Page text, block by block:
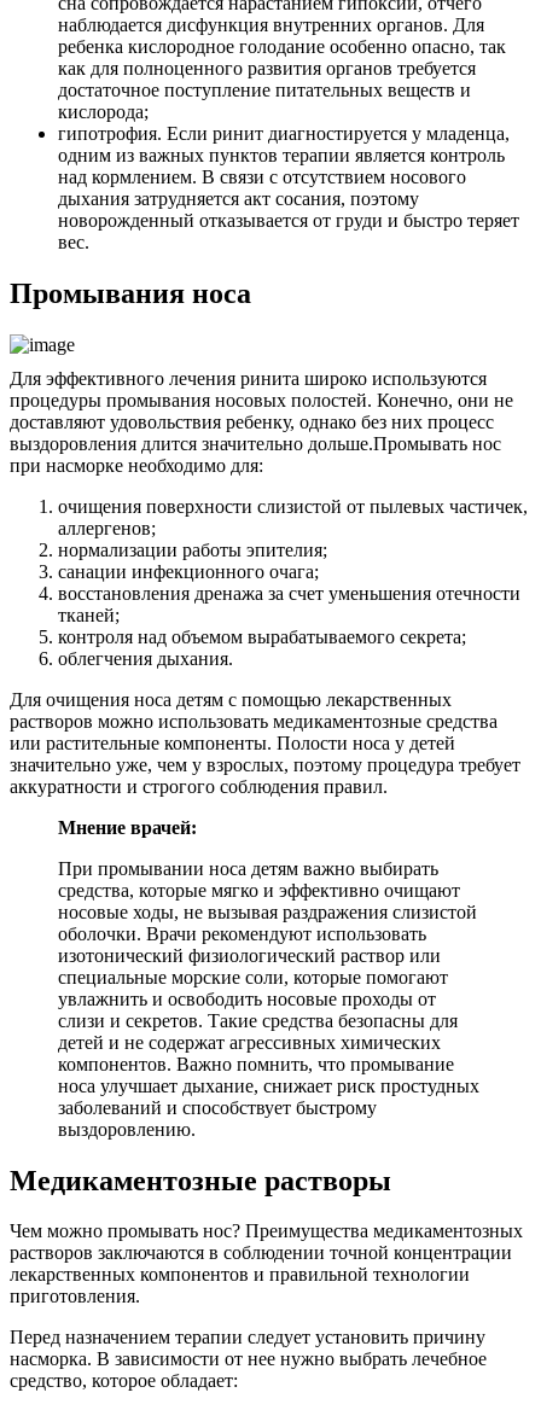
наблюдается дисфункция внутренних органов. Для
ребенка кислородное голодание особенно опасно, так
как для полноценного развития органов требуется
достаточное поступление питательных веществ и
кислорода;
гипотрофия. Если ринит диагностируется у младенца,
одним из важных пунктов терапии является контроль
над кормлением. В связи с отсутствием носового
дыхания затрудняется акт сосания, поэтому
новорожденный отказывается от груди и быстро теряет
вес.
Промывания носа
Для эффективного лечения ринита широко используются
процедуры промывания носовых полостей. Конечно, они не
доставляют удовольствия ребенку, однако без них процесс
выздоровления длится значительно дольше.Промывать нос
при насморке необходимо для:
очищения поверхности слизистой от пылевых частичек,
аллергенов;
нормализации работы эпителия;
санации инфекционного очага;
восстановления дренажа за счет уменьшения отечности
тканей;
контроля над объемом вырабатываемого секрета;
облегчения дыхания.
Для очищения носа детям с помощью лекарственных
растворов можно использовать медикаментозные средства
или растительные компоненты. Полости носа у детей
значительно уже, чем у взрослых, поэтому процедура требует
аккуратности и строгого соблюдения правил.
Мнение врачей:
При промывании носа детям важно выбирать
средства, которые мягко и эффективно очищают
носовые ходы, не вызывая раздражения слизистой
оболочки. Врачи рекомендуют использовать
изотонический физиологический раствор или
специальные морские соли, которые помогают
увлажнить и освободить носовые проходы от
слизи и секретов. Такие средства безопасны для
детей и не содержат агрессивных химических
компонентов. Важно помнить, что промывание
носа улучшает дыхание, снижает риск простудных
заболеваний и способствует быстрому
выздоровлению.
Медикаментозные растворы
Чем можно промывать нос? Преимущества медикаментозных
растворов заключаются в соблюдении точной концентрации
лекарственных компонентов и правильной технологии
приготовления.
Перед назначением терапии следует установить причину
насморка. В зависимости от нее нужно выбрать лечебное
средство, которое обладает: